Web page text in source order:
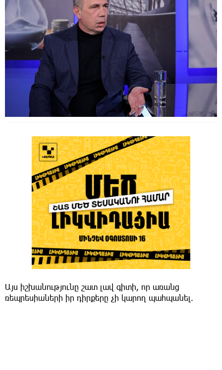
Այս իշխանությունը շատ լավ գիտի, որ առանց
ռեպրեսիաների իր դիրքերը չի կարող պահպանել.